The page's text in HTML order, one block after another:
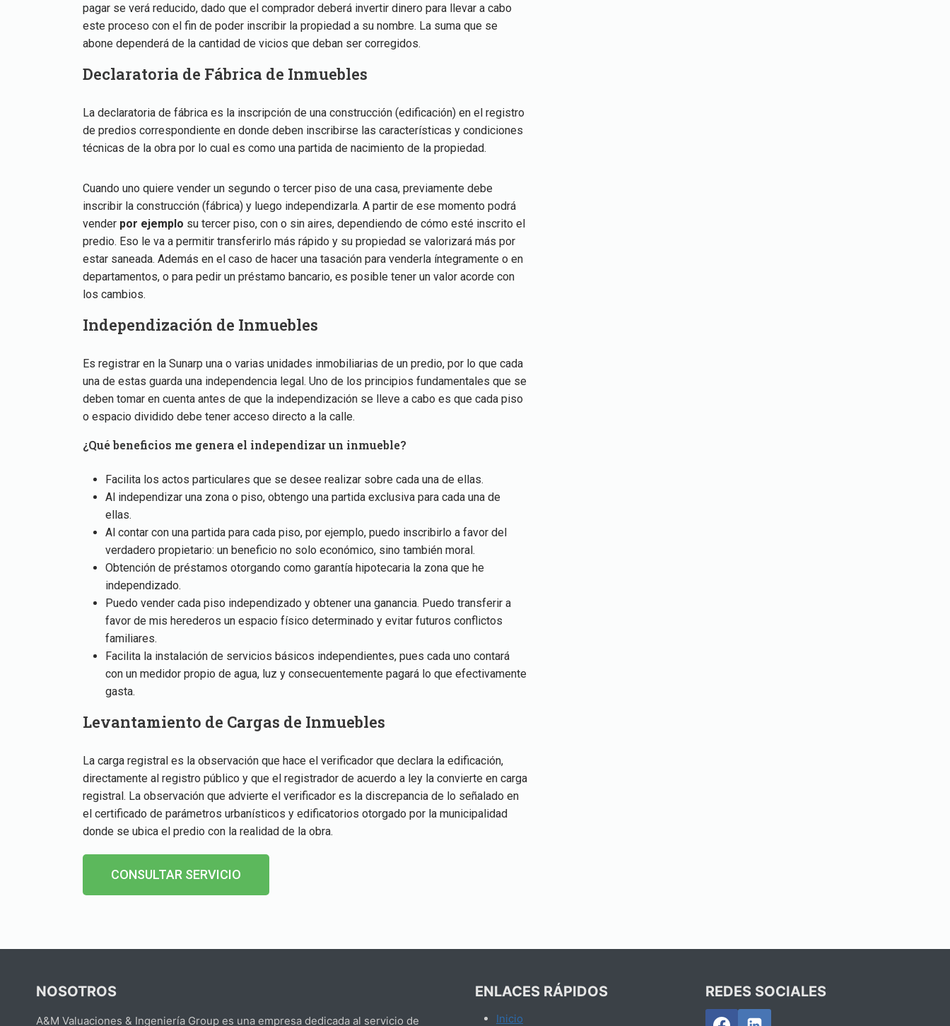
pagar se verá reducido, dado que el comprador deberá invertir dinero para llevar a cabo
este proceso con el fin de poder inscribir la propiedad a su nombre. La suma que se
abone dependerá de la cantidad de vicios que deban ser corregidos.
Declaratoria de Fábrica de Inmuebles
La declaratoria de fábrica es la inscripción de una construcción (edificación) en el registro
de predios correspondiente en donde deben inscribirse las características y condiciones
técnicas de la obra por lo cual es como una partida de nacimiento de la propiedad.
Cuando uno quiere vender un segundo o tercer piso de una casa, previamente debe
inscribir la construcción (fábrica) y luego independizarla. A partir de ese momento podrá
vender por ejemplo su tercer piso, con o sin aires, dependiendo de cómo esté inscrito el
predio. Eso le va a permitir transferirlo más rápido y su propiedad se valorizará más por
estar saneada. Además en el caso de hacer una tasación para venderla íntegramente o en
departamentos, o para pedir un préstamo bancario, es posible tener un valor acorde con
los cambios.
Independización de Inmuebles
Es registrar en la Sunarp una o varias unidades inmobiliarias de un predio, por lo que cada
una de estas guarda una independencia legal. Uno de los principios fundamentales que se
deben tomar en cuenta antes de que la independización se lleve a cabo es que cada piso
o espacio dividido debe tener acceso directo a la calle.
¿Qué beneficios me genera el independizar un inmueble?
Facilita los actos particulares que se desee realizar sobre cada una de ellas.
Al independizar una zona o piso, obtengo una partida exclusiva para cada una de
ellas.
Al contar con una partida para cada piso, por ejemplo, puedo inscribirlo a favor del
verdadero propietario: un beneficio no solo económico, sino también moral.
Obtención de préstamos otorgando como garantía hipotecaria la zona que he
independizado.
Puedo vender cada piso independizado y obtener una ganancia. Puedo transferir a
favor de mis herederos un espacio físico determinado y evitar futuros conflictos
familiares.
Facilita la instalación de servicios básicos independientes, pues cada uno contará
con un medidor propio de agua, luz y consecuentemente pagará lo que efectivamente
gasta.
Levantamiento de Cargas de Inmuebles
La carga registral es la observación que hace el verificador que declara la edificación,
directamente al registro público y que el registrador de acuerdo a ley la convierte en carga
registral. La observación que advierte el verificador es la discrepancia de lo señalado en
el certificado de parámetros urbanísticos y edificatorios otorgado por la municipalidad
donde se ubica el predio con la realidad de la obra.
CONSULTAR SERVICIO
NOSOTROS
A&M Valuaciones & Ingeniería Group es una empresa dedicada al servicio de
ENLACES RÁPIDOS
Inicio
REDES SOCIALES